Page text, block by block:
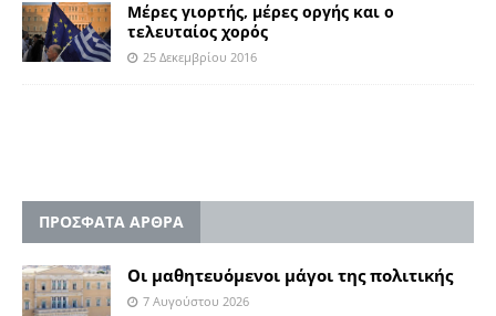
Μέρες γιορτής, μέρες οργής και ο
τελευταίος χορός
25 Δεκεμβρίου 2016
ΠΡΟΣΦΑΤΑ ΑΡΘΡΑ
Οι μαθητευόμενοι μάγοι της πολιτικής
7 Αυγούστου 2026